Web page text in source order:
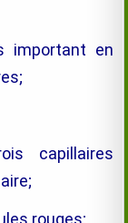
important en
capillaires
rouges;